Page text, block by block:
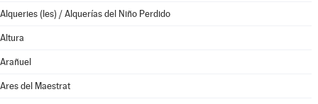
Alqueries (les) / Alquerías del Niño Perdido
Altura
Arañuel
Ares del Maestrat